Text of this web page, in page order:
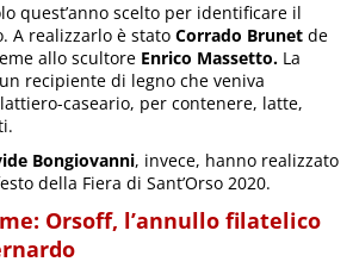
quest’anno scelto per identificare il
A realizzarlo è statoCorrado Brunet de
allo scultore Enrico Massetto. La
recipiente di legno che veniva
caseario, per contenere, latte,
Bongiovanni, invece, hanno realizzato
della Fiera di Sant’Orso 2020.
Orsoff, l’annullo filatelico